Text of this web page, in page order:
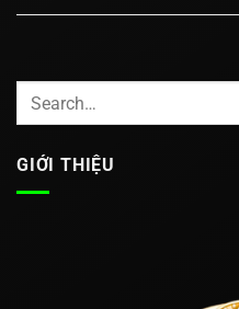
GIỚI THIỆU